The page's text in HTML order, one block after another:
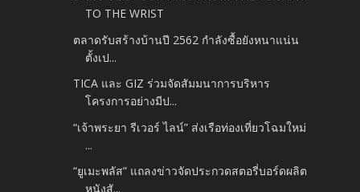
TO THE WRIST
ตลาดรับสร้างบ้านปี 2562 กำลังซื้อยังหนาแน่น
ตั้งเป...
TICA และ GIZ ร่วมจัดสัมมนาการบริหาร
โครงการอย่างมีป...
“เจ้าพระยา รีเวอร์ ไลน์” ส่งเรือท่องเที่ยวโฉมใหม่
...
“ยูเมะพลัส” แถลงข่าวจัดประกวดสตอรี่บอร์ดผลิต
หนังสั...